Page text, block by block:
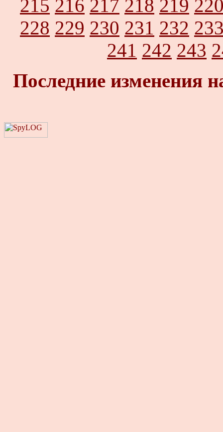
215 216 217 218 219
228 229 230 231 232
241 242 243
Последние изменения